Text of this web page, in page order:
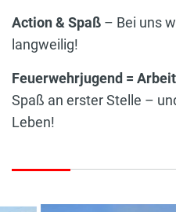
Action & Spaß – Bei uns
langweilig!
Feuerwehrjugend =
Spaß an erster Stelle –
Leben!